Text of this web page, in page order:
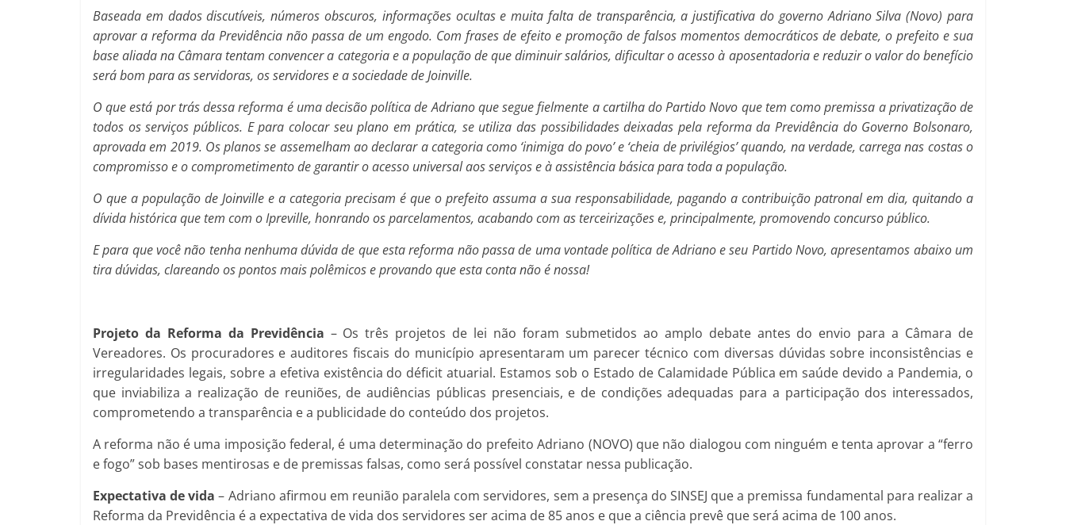
Baseada em dados discutíveis, números obscuros, informações ocultas e muita falta de transparência, a justificativa do governo Adriano Silva (Novo) para
aprovar a reforma da Previdência não passa de um engodo. Com frases de efeito e promoção de falsos momentos democráticos de debate, o prefeito e sua
base aliada na Câmara tentam convencer a categoria e a população de que diminuir salários, dificultar o acesso à aposentadoria e reduzir o valor do benefício
será bom para as servidoras, os servidores e a sociedade de Joinville.
O que está por trás dessa reforma é uma decisão política de Adriano que segue fielmente a cartilha do Partido Novo que tem como premissa a privatização de
todos os serviços públicos. E para colocar seu plano em prática, se utiliza das possibilidades deixadas pela reforma da Previdência do Governo Bolsonaro,
aprovada em 2019. Os planos se assemelham ao declarar a categoria como ‘inimiga do povo’ e ‘cheia de privilégios’ quando, na verdade, carrega nas costas o
compromisso e o comprometimento de garantir o acesso universal aos serviços e à assistência básica para toda a população.
O que a população de Joinville e a categoria precisam é que o prefeito assuma a sua responsabilidade, pagando a contribuição patronal em dia, quitando a
dívida histórica que tem com o Ipreville, honrando os parcelamentos, acabando com as terceirizações e, principalmente, promovendo concurso público.
E para que você não tenha nenhuma dúvida de que esta reforma não passa de uma vontade política de Adriano e seu Partido Novo, apresentamos abaixo um
tira dúvidas, clareando os pontos mais polêmicos e provando que esta conta não é nossa!
Projeto da Reforma da Previdência – Os três projetos de lei não foram submetidos ao amplo debate antes do envio para a Câmara de
Vereadores. Os procuradores e auditores fiscais do município apresentaram um parecer técnico com diversas dúvidas sobre inconsistências e
irregularidades legais, sobre a efetiva existência do déficit atuarial. Estamos sob o Estado de Calamidade Pública em saúde devido a Pandemia, o
que inviabiliza a realização de reuniões, de audiências públicas presenciais, e de condições adequadas para a participação dos interessados,
comprometendo a transparência e a publicidade do conteúdo dos projetos.
A reforma não é uma imposição federal, é uma determinação do prefeito Adriano (NOVO) que não dialogou com ninguém e tenta aprovar a “ferro
e fogo” sob bases mentirosas e de premissas falsas, como será possível constatar nessa publicação.
Expectativa de vida – Adriano afirmou em reunião paralela com servidores, sem a presença do SINSEJ que a premissa fundamental para realizar a
Reforma da Previdência é a expectativa de vida dos servidores ser acima de 85 anos e que a ciência prevê que será acima de 100 anos.